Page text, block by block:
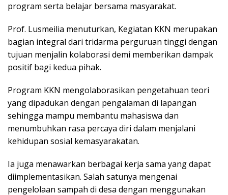
program serta belajar bersama masyarakat.
Prof. Lusmeilia menuturkan, Kegiatan KKN merupakan
bagian integral dari tridarma perguruan tinggi dengan
tujuan menjalin kolaborasi demi memberikan dampak
positif bagi kedua pihak.
Program KKN mengolaborasikan pengetahuan teori
yang dipadukan dengan pengalaman di lapangan
sehingga mampu membantu mahasiswa dan
menumbuhkan rasa percaya diri dalam menjalani
kehidupan sosial kemasyarakatan.
Ia juga menawarkan berbagai kerja sama yang dapat
diimplementasikan. Salah satunya mengenai
pengelolaan sampah di desa dengan menggunakan